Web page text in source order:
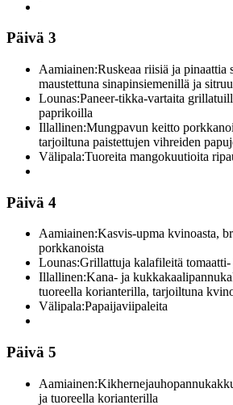
Päivä 3
Aamiainen:Ruskeaa riisiä ja pinaattia
maustettuna sinapinsiemenillä ja
Lounas:Paneer-tikka-vartaita
paprikoilla
Illallinen:Mungpavun keitto
tarjoiltuna paistettujen vihreiden
Välipala:Tuoreita mangokuutioita
Päivä 4
Aamiainen:Kasvis-upma kvinoasta,
porkkanoista
Lounas:Grillattuja kalafileitä
Illallinen:Kana- ja
tuoreella korianterilla, tarjoiltuna
Välipala:Papaijaviipaleita
Päivä 5
Aamiainen:
ja tuoreella korianterilla